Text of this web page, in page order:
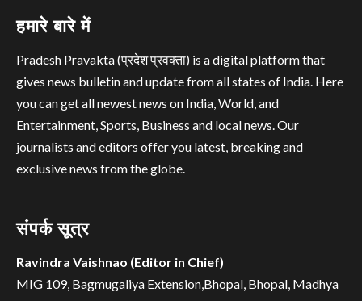
हमारे बारे में
Pradesh Pravakta (प्रदेश प्रवक्ता) is a digital platform that
gives news bulletin and update from all states of India. Here
you can get all newest news on India, World, and
Entertainment, Sports, Business and local news. Our
journalists and editors offer you latest, breaking and
exclusive news from the globe.
संपर्क सूत्र
Ravindra Vaishnao (Editor in Chief)
MIG 109, Bagmugaliya Extension,Bhopal, Bhopal, Madhya